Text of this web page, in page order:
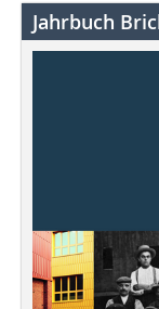
Jahrbuch